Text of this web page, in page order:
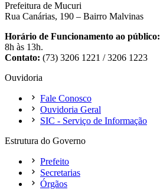
Prefeitura de Mucuri
Rua Canárias, 190 – Bairro Malvinas
Horário de Funcionamento ao público:
8h às 13h.
Contato: (73) 3206 1221 / 3206 1223
Ouvidoria
Fale Conosco
Ouvidoria Geral
SIC - Serviço de Informação
Estrutura do Governo
Prefeito
Secretarias
Órgãos